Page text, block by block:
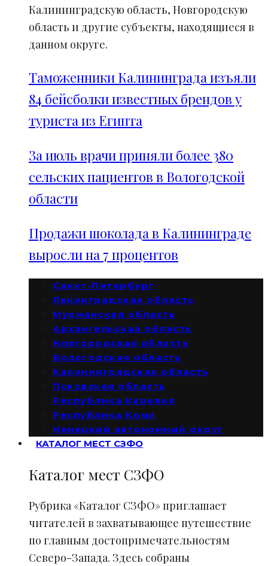
Калининградскую область, Новгородскую
область и другие субъекты, находящиеся в
данном округе.
Таможенники Калининграда изъяли
84 бейсболки известных брендов у
туриста из Египта
За июль врачи приняли более 380
сельских пациентов в Вологодской
области
Продажи шоколада в Калининграде
выросли на 7 процентов
Санкт-Петербург
Ленинградская область
Мурманская область
Архангельская область
Новгородская область
Вологодская область
Калининградская область
Псковская область
Республика Карелия
Республика Коми
Ненецкий автономный округ
КАТАЛОГ МЕСТ СЗФО
Каталог мест СЗФО
Рубрика «Каталог СЗФО» приглашает
читателей в захватывающее путешествие
по главным достопримечательностям
Северо-Запада. Здесь собраны